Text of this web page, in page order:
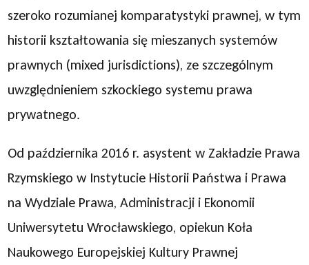
szeroko rozumianej komparatystyki prawnej, w tym
historii kształtowania się mieszanych systemów
prawnych (mixed jurisdictions), ze szczególnym
uwzględnieniem szkockiego systemu prawa
prywatnego.
Od października 2016 r. asystent w Zakładzie Prawa
Rzymskiego w Instytucie Historii Państwa i Prawa
na Wydziale Prawa, Administracji i Ekonomii
Uniwersytetu Wrocławskiego, opiekun Koła
Naukowego Europejskiej Kultury Prawnej